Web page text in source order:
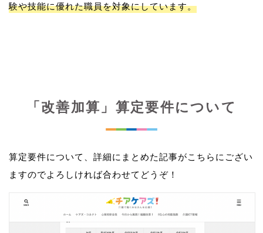
験や技能に優れた職員を対象にしています。
「改善加算」算定要件について
算定要件について、詳細にまとめた記事がこちらにござい
ますのでよろしければ合わせてどうぞ！